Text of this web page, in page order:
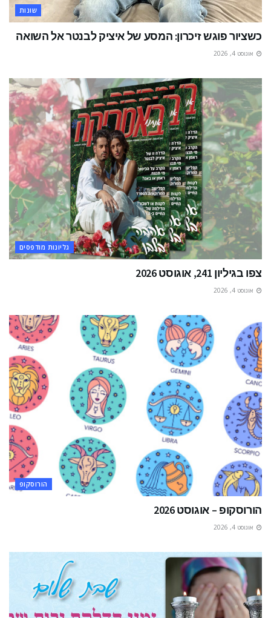
שונות
כשציור פוגש זיכרון: המסע של איציק לבנטר אל השואה
אוגוסט 4, 2026
גליונות מודפסים
צפו בגיליון 241, אוגוסט 2026
אוגוסט 4, 2026
הורוסקופ
הורוסקופ – אוגוסט 2026
אוגוסט 4, 2026